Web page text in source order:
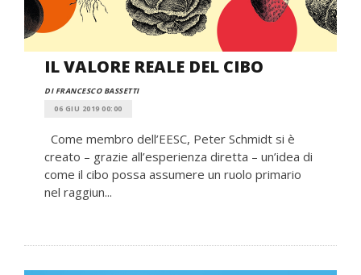
IL VALORE REALE DEL CIBO
DI FRANCESCO BASSETTI
06 GIU 2019 00:00
Come membro dell’EESC, Peter Schmidt si è
creato – grazie all’esperienza diretta – un’idea di
come il cibo possa assumere un ruolo primario
nel raggiun...